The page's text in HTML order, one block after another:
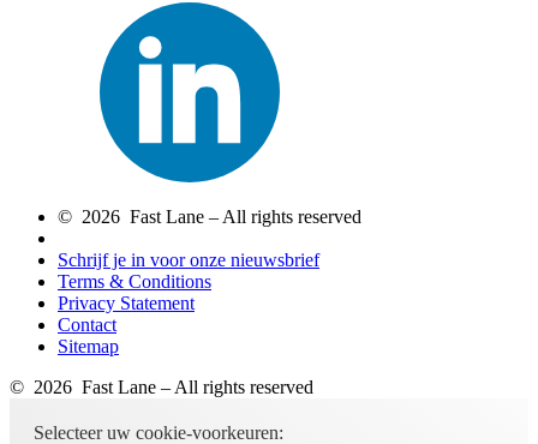
© 2026 Fast Lane – All rights reserved
Schrijf je in voor onze nieuwsbrief
Terms & Conditions
Privacy Statement
Contact
Sitemap
© 2026 Fast Lane – All rights reserved
Selecteer uw cookie-voorkeuren: